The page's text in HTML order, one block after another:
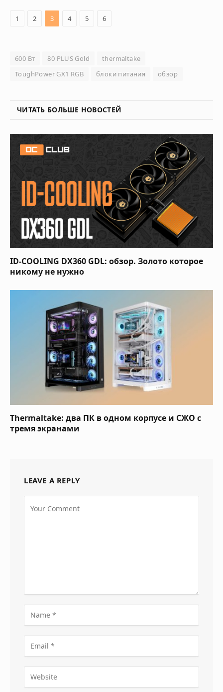
1 2 3 4 5 6
600 Вт 80 PLUS Gold
thermaltake
ToughPower GX1 RGB
блоки питания обзор
ЧИТАТЬ БОЛЬШЕ НОВОСТЕЙ
ID-COOLING DX360 GDL: обзор. Золото которое
никому не нужно
Thermaltake: два ПК в одном корпусе и СЖО с
тремя экранами
LEAVE A REPLY